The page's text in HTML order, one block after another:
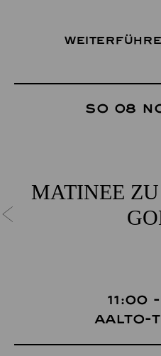
So 08
MATINEE
11:00
Aalto-